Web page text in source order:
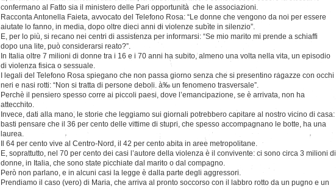
confermano al Fatto sia il ministero delle Pari opportunità che le associazioni.
Racconta Antonella Faieta, avvocato del Telefono Rosa: “Le donne che vengono da noi per essere
aiutate lo fanno, in media, dopo oltre dieci anni di violenze subìte in silenzio”.
E, per lo più, si recano nei centri di assistenza per informarsi: “Se mio marito mi prende a schiaffi
dopo una lite, può considerarsi reato?”.
In Italia oltre 7 milioni di donne tra i 16 e i 70 anni ha subito, almeno una volta nella vita, un episodio
di violenza fisica o sessuale.
I legali del Telefono Rosa spiegano che non passa giorno senza che si presentino ragazze con occhi
neri e nasi rotti: “Non si tratta di persone deboli. à‰ un fenomeno trasversale”.
Perchè il pensiero spesso corre ai piccoli paesi, dove l’emancipazione, se è arrivata, non ha
attecchito.
Invece, dati alla mano, le storie che leggiamo sui giornali potrebbero capitare al nostro vicino di casa:
basti pensare che il 36 per cento delle vittime di stupri, che spesso accompagnano le botte, ha una
laurea.
Il 64 per cento vive al Centro-Nord, il 42 per cento abita in aree metropolitane.
E, soprattutto, nel 70 per cento dei casi l’autore della violenza è il convivente: ci sono circa 3 milioni di
donne, in Italia, che sono state picchiate dal marito o dal compagno.
Però non parlano, e in alcuni casi la legge è dalla parte degli aggressori.
Prendiamo il caso (vero) di Maria, che arriva al pronto soccorso con il labbro rotto da un pugno e un